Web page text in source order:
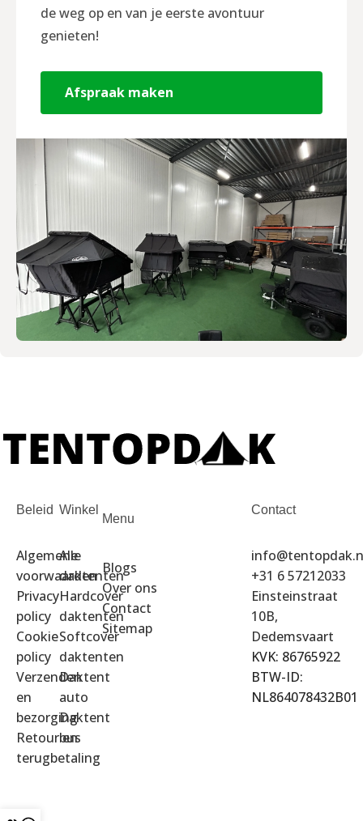
de weg op en van je eerste avontuur
genieten!
Afspraak maken
Beleid
Algemene
voorwaarden
Privacy
policy
Cookie
policy
Verzenden
en
bezorging
Retour en
terugbetaling
Winkel
Alle
daktenten
Hardcover
daktenten
Softcover
daktenten
Daktent
auto
Daktent
bus
Menu
Blogs
Over ons
Contact
Sitemap
Contact
+31 6 57212033
Einsteinstraat
10B,
Dedemsvaart
KVK: 86765922
BTW-ID:
NL864078432B01